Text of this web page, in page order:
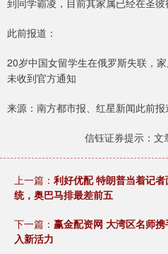
到同学霸凌，目前其家属已经在圣彼
此前报道：
20岁中国女留学生在俄罗斯失联，
未收到官方通知
来源：南方都市报、红星新闻此前报
信钰证券提示：文
上一篇： 利好优配 特朗普当着记
统，奥巴马排最差前五
下一篇： 赢金配资网 大湾区名师
入新活力